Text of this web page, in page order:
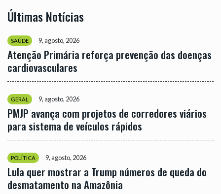
Últimas Notícias
SAÚDE 9, agosto, 2026
Atenção Primária reforça prevenção das doenças
cardiovasculares
GERAL 9, agosto, 2026
PMJP avança com projetos de corredores viários
para sistema de veículos rápidos
POLÍTICA 9, agosto, 2026
Lula quer mostrar a Trump números de queda do
desmatamento na Amazônia